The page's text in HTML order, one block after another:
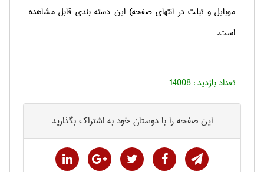
موبایل و تبلت در انتهای صفحه) این دسته بندی قابل مشاهده
است.
تعداد بازدید :14008
این صفحه را با دوستان خود به اشتراک بگذارید